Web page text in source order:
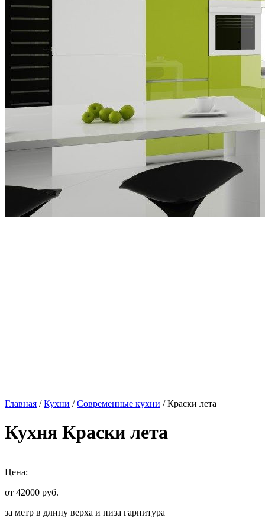
Главная /Кухни /Современные кухни / Краски лета
Кухня Краски лета
Цена:
от 42000 руб.
за метр в длину верха и низа гарнитура